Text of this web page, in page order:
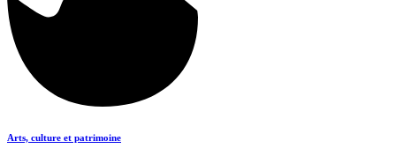
Arts, culture et patrimoine